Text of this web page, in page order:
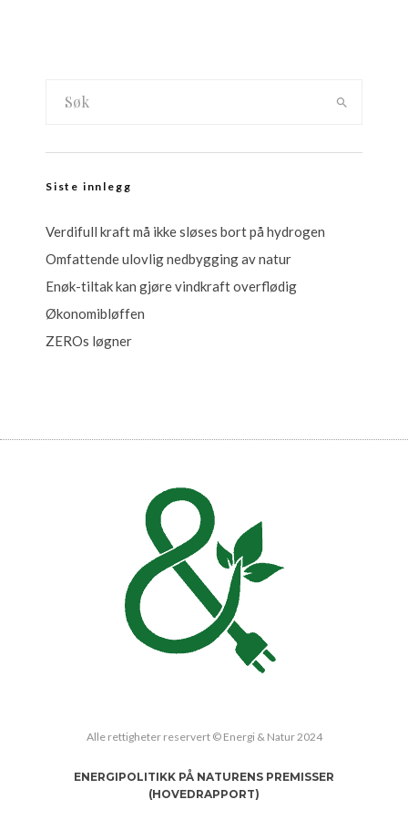
Siste innlegg
Verdifull kraft må ikke sløses bort på hydrogen
Omfattende ulovlig nedbygging av natur
Enøk-tiltak kan gjøre vindkraft overflødig
Økonomibløffen
ZEROs løgner
Alle rettigheter reservert © Energi & Natur 2024
ENERGIPOLITIKK PÅ NATURENS PREMISSER
(HOVEDRAPPORT)